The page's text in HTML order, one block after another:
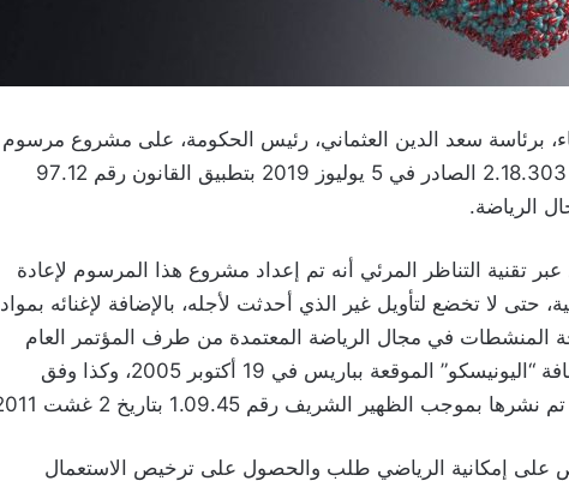
برئاسة سعد الدين العثماني، رئيس الحكومة، على مشروع مرسوم
رقم 2.21.520 بتغيير وتتميم المرسوم رقم 2.18.303 الصادر في 5 يوليوز 2019 بتطبيق القانون رقم 97.12
الرياضة.
تقنية التناظر المرئي أنه تم إعداد مشروع هذا المرسوم لإعادة
حتى لا تخضع لتأويل غير الذي أحدثت لأجله، بالإضافة لإغنائه بمواد
المنشطات في مجال الرياضة المعتمدة من طرف المؤتمر العام
لمنظمة الأمم المتحدة للتربية والعلوم والثقافة “اليونيسكو” الموقعة بباريس في 19 أكتوبر 2005، وكذا وفق
الظهير الشريف رقم 1.09.45 بتاريخ 2 غشت 2011.
على إمكانية الرياضي طلب والحصول على ترخيص الاستعمال